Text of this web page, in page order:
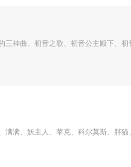
三神曲、初音之歌、初音公主殿下、初
满满、妖主人、苹克、科尔莫斯、胖